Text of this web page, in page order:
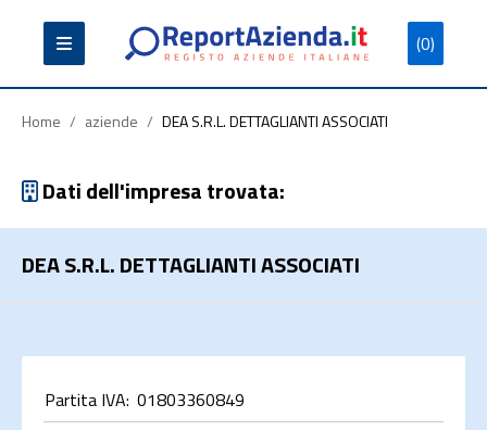
(0)
Partita
Iva
Codice
Fiscale
Ragione
Sociale
Cerca
Home / aziende / DEA S.R.L. DETTAGLIANTI ASSOCIATI
Dati dell'impresa trovata:
DEA S.R.L. DETTAGLIANTI ASSOCIATI
Partita IVA: 01803360849